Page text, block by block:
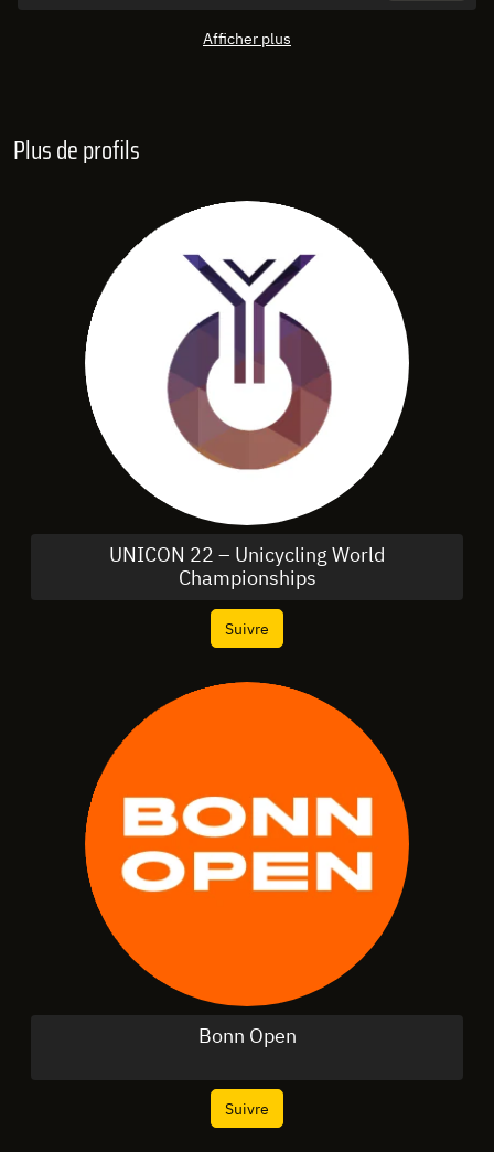
Afficher plus
Plus de profils
UNICON 22 – Unicycling World
Championships
Suivre
Bonn Open
Suivre